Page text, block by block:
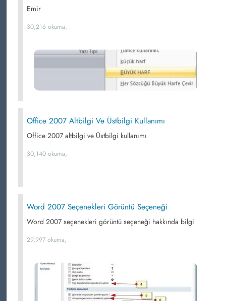
Emir
30,216 okuma,
Office 2007 Altbilgi Ve Üstbilgi Kullanımı
Office 2007 altbilgi ve Üstbilgi kullanımı
30,140 okuma,
Word 2007 Seçenekleri Görüntü Seçeneği
Word 2007 seçenekleri görüntü seçeneği hakkında bilgi
29,997 okuma,